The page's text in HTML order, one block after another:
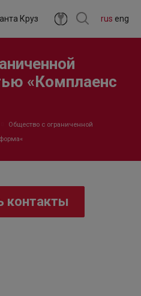
rus eng
Круз
«Комплаенс
Общество с ограниченной
контакты